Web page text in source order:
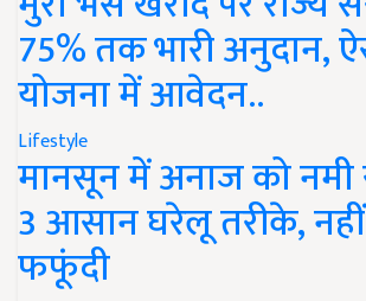
75% तक भारी अनुदान,
योजना में आवेदन..
Lifestyle
मानसून में अनाज को
3 आसान घरेलू तरीके,
फफूंदी